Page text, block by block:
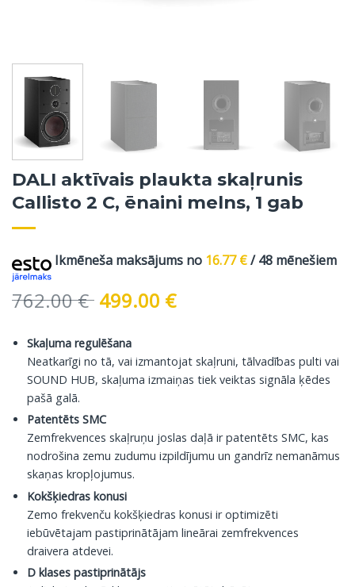
DALI aktīvais plaukta skaļrunis
Callisto 2 C, ēnaini melns, 1 gab
Ikmēneša maksājums no 16.77€/ 48 mēnešiem
762.00€ Original
was:
762.00 €.
499.00 €Current
499.00 €.
Skaļuma regulēšana
Neatkarīgi no tā, vai izmantojat skaļruni, tālvadības pulti vai
SOUND HUB, skaļuma izmaiņas tiek veiktas signāla ķēdes
pašā galā.
Patentēts SMC
Zemfrekvences skaļruņu joslas daļā ir patentēts SMC, kas
nodrošina zemu zudumu izpildījumu un gandrīz nemanāmus
skaņas kropļojumus.
Kokšķiedras konusi
Zemo frekvenču kokšķiedras konusi ir optimizēti
iebūvētajam pastiprinātājam lineārai zemfrekvences
draivera atdevei.
D klases pastiprinātājs